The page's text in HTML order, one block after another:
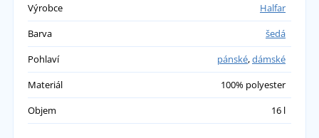
Výrobce
Halfar
Barva
šedá
Pohlaví
pánské,dámské
Materiál
100% polyester
Objem
16 l